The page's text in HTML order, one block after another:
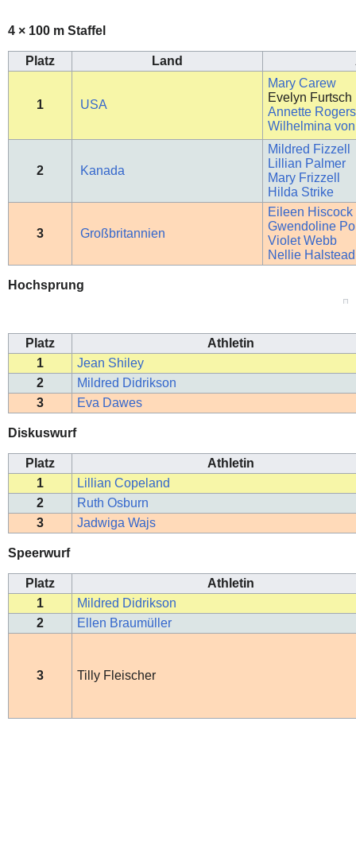
4 × 100 m Staffel
Platz Land
1 USA
Mary Carew
Evelyn Furtsch
Annette Rogers
Wilhelmina
2 Kanada
Mildred Fizzell
Lillian Palmer
Mary Frizzell
Hilda Strike
3 Großbritannien
Eileen Hiscock
Gwendoline
Violet Webb
Nellie Halstead
Hochsprung
Platz
Athletin
1
Jean Shiley
2
Mildred Didrikson
3
Eva Dawes
Diskuswurf
Platz
Athletin
1
Lillian Copeland
2
Ruth Osburn
3
Jadwiga Wajs
Speerwurf
Platz
Athletin
1
Mildred Didrikson
2
Ellen Braumüller
3 Tilly Fleischer